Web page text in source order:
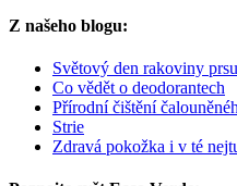
Z našeho blogu:
Světový den rakoviny
Co vědět o deodorantech
Přírodní čištění
Strie
Zdravá pokožka i v té